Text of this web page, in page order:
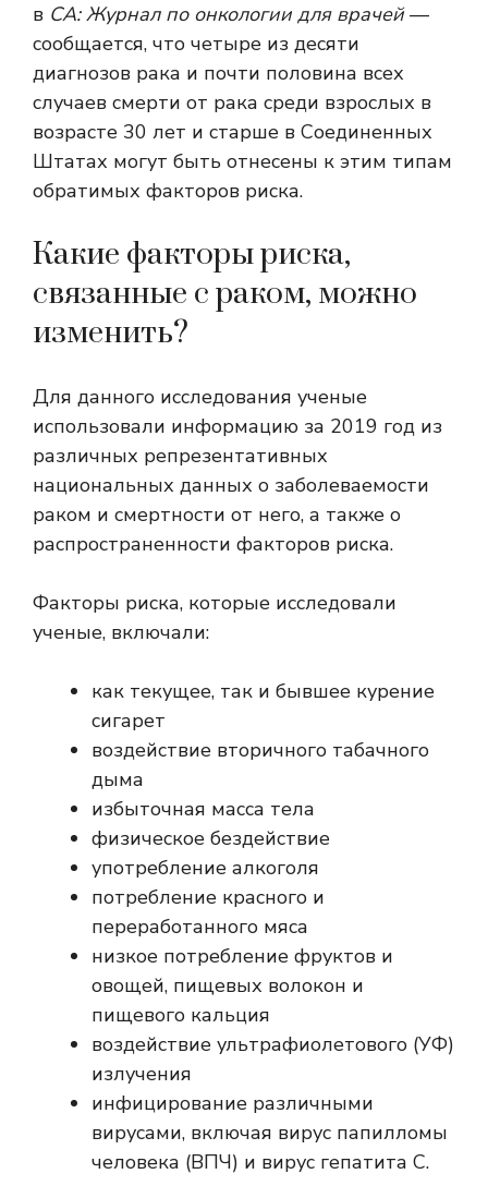
в CA: Журнал по онкологии для врачей—
сообщается, что четыре из десяти
диагнозов рака и почти половина всех
случаев смерти от рака среди взрослых в
возрасте 30 лет и старше в Соединенных
Штатах могут быть отнесены к этим типам
обратимых факторов риска.
Какие факторы риска,
связанные с раком, можно
изменить?
Для данного исследования ученые
использовали информацию за 2019 год из
различных репрезентативных
национальных данных о заболеваемости
раком и смертности от него, а также о
распространенности факторов риска.
Факторы риска, которые исследовали
ученые, включали:
как текущее, так и бывшее курение
сигарет
воздействие вторичного табачного
дыма
избыточная масса тела
физическое бездействие
употребление алкоголя
потребление красного и
переработанного мяса
низкое потребление фруктов и
овощей, пищевых волокон и
пищевого кальция
воздействие ультрафиолетового (УФ)
излучения
инфицирование различными
вирусами, включая вирус папилломы
человека (ВПЧ) и вирус гепатита С.